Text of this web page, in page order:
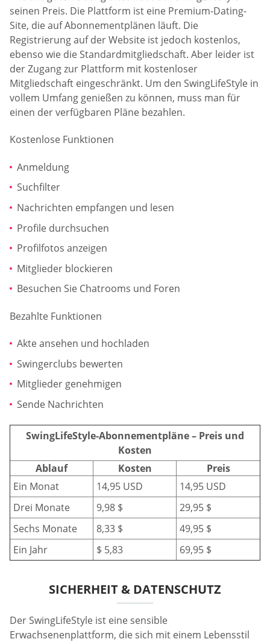
seinen Preis. Die Plattform ist eine Premium-Dating-
Site, die auf Abonnementplänen läuft. Die
Registrierung auf der Website ist jedoch kostenlos,
ebenso wie die Standardmitgliedschaft. Aber leider ist
der Zugang zur Plattform mit kostenloser
Mitgliedschaft eingeschränkt. Um den SwingLifeStyle in
vollem Umfang genießen zu können, muss man für
einen der verfügbaren Pläne bezahlen.
Kostenlose Funktionen
Anmeldung
Suchfilter
Nachrichten empfangen und lesen
Profile durchsuchen
Profilfotos anzeigen
Mitglieder blockieren
Besuchen Sie Chatrooms und Foren
Bezahlte Funktionen
Akte ansehen und hochladen
Swingerclubs bewerten
Mitglieder genehmigen
Sende Nachrichten
SwingLifeStyle-Abonnementpläne – Preis und
Kosten
Ablauf
Kosten
Preis
Ein Monat
14,95 USD
14,95 USD
Drei Monate
9,98 $
29,95 $
Sechs Monate
8,33 $
49,95 $
Ein Jahr
$ 5,83 69,95 $
SICHERHEIT & DATENSCHUTZ
Der SwingLifeStyle ist eine sensible
Erwachsenenplattform, die sich mit einem Lebensstil